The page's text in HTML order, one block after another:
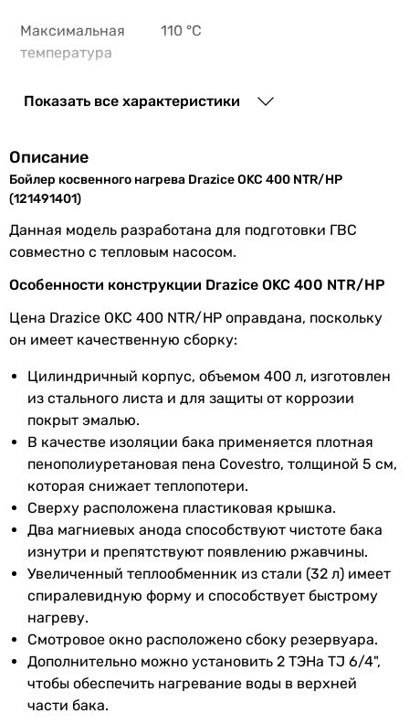
1 шт
Мощность нижнего теплообменника
62.2 кВт
1531 л/час
1531 л/час
Объем нижнего теплообменника
32 л
Площадь нижнего теплообменника
5.2 м²
4.4 м²
Время нагрева воды нижним теплообменником
26 мин.
Монтаж
напольный
напольный
напольный
Установка
вертикальная
вертикальная
вертикальная
Форма
цилиндрическая
цилиндрическая
Максимальная
температура
110 °C
90 Вт
Номинальные
расчетные
значения
50°C, Tv = 80°C
Характеристики
для измерения
времени
от 10 до 50 °C
Количество
теплообменников
1 шт
Объем нижнего
теплообменника
32 л
Площадь
нижнего
теплообменника
5.2 м²
Время нагрева
воды нижним
теплообменником
26 мин.
Монтаж напольный
Установка вертикальная
Показать все характеристики
Описание
Бойлер косвенного нагрева Drazice OKC 400 NTR/HP
(121491401)
Данная модель разработана для подготовки ГВС
совместно с тепловым насосом.
Особенности конструкции Drazice OKC 400 NTR/HP
Цена Drazice OKC 400 NTR/HP оправдана, поскольку
он имеет качественную сборку:
Цилиндричный корпус, объемом 400 л, изготовлен
из стального листа и для защиты от коррозии
покрыт эмалью.
В качестве изоляции бака применяется плотная
пенополиуретановая пена Covestro, толщиной 5 см,
которая снижает теплопотери.
Сверху расположена пластиковая крышка.
Два магниевых анода способствуют чистоте бака
изнутри и препятствуют появлению ржавчины.
Увеличенный теплообменник из стали (32 л) имеет
спиралевидную форму и способствует быстрому
нагреву.
Смотровое окно расположено сбоку резервуара.
Дополнительно можно установить 2 ТЭНа TJ 6/4",
чтобы обеспечить нагревание воды в верхней
части бака.